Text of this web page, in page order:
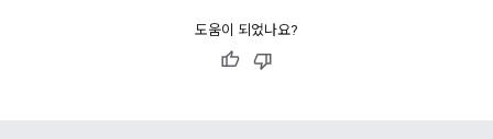
도움이 되었나요?